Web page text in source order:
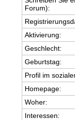
Forum):
Aktivierung:
Geschlecht:
Geburtstag:
Profil im
Homepage:
Woher:
Interessen: